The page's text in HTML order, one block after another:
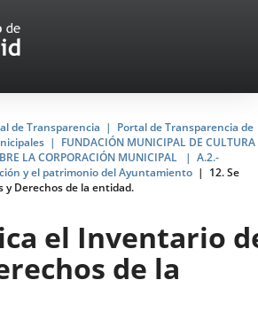
de Transparencia
Portal de Transparencia de
FUNDACIÓN MUNICIPAL DE CULTURA
LA CORPORACIÓN MUNICIPAL
A.2.-
y el patrimonio del Ayuntamiento
12. Se
Derechos de la entidad.
el Inventario
de la